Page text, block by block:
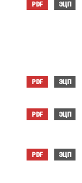
PDF ЭЦП
PDF ЭЦП
PDF ЭЦП
PDF ЭЦП